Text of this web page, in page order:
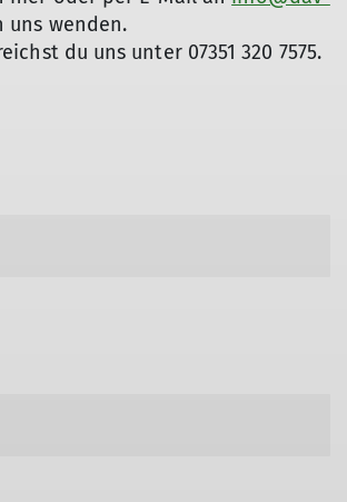
uns wenden.
du uns unter 07351 320 7575.